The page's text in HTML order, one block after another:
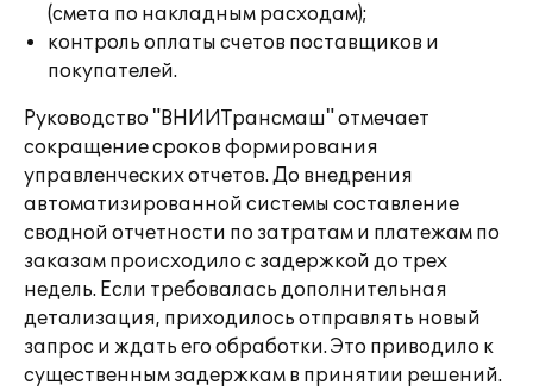
(смета по накладным расходам);
контроль оплаты счетов поставщиков и
покупателей.
Руководство "ВНИИТрансмаш" отмечает
сокращение сроков формирования
управленческих отчетов. До внедрения
автоматизированной системы составление
сводной отчетности по затратам и платежам по
заказам происходило с задержкой до трех
недель. Если требовалась дополнительная
детализация, приходилось отправлять новый
запрос и ждать его обработки. Это приводило к
существенным задержкам в принятии решений.